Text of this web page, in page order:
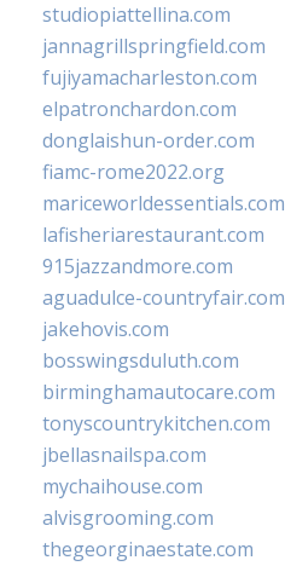
studiopiattellina.com
jannagrillspringfield.com
fujiyamacharleston.com
elpatronchardon.com
donglaishun-order.com
fiamc-rome2022.org
mariceworldessentials.com
lafisheriarestaurant.com
915jazzandmore.com
aguadulce-countryfair.com
jakehovis.com
bosswingsduluth.com
birminghamautocare.com
tonyscountrykitchen.com
jbellasnailspa.com
mychaihouse.com
alvisgrooming.com
thegeorginaestate.com